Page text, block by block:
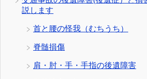
説します
首と腰の怪我（むちうち）
脊髄損傷
肩・肘・手・手指の後遺障害